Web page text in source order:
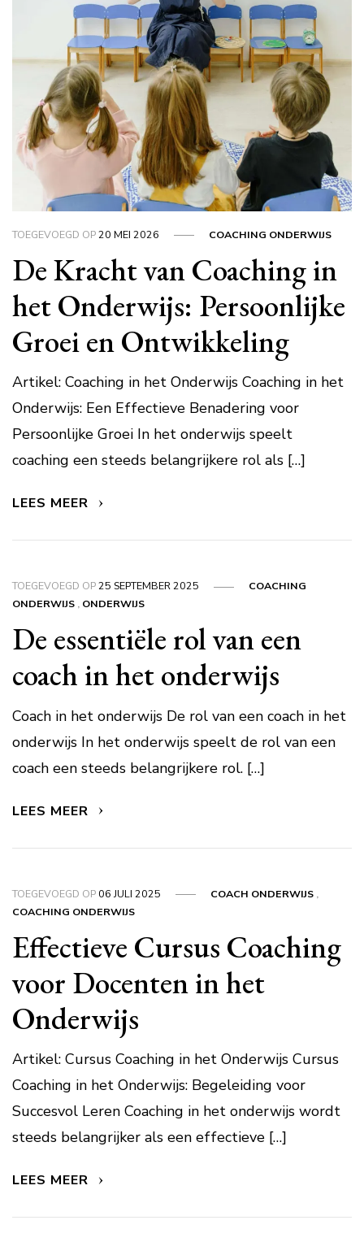
TOEGEVOEGD OP20 MEI 2026 COACHING ONDERWIJS
De Kracht van Coaching in
het Onderwijs: Persoonlijke
Groei en Ontwikkeling
Artikel: Coaching in het Onderwijs Coaching in het
Onderwijs: Een Effectieve Benadering voor
Persoonlijke Groei In het onderwijs speelt
coaching een steeds belangrijkere rol als […]
LEES MEER
TOEGEVOEGD OP25 SEPTEMBER 2025
COACHING
ONDERWIJS , ONDERWIJS
De essentiële rol van een
coach in het onderwijs
Coach in het onderwijs De rol van een coach in het
onderwijs In het onderwijs speelt de rol van een
coach een steeds belangrijkere rol. […]
LEES MEER
TOEGEVOEGD OP06 JULI 2025 COACH ONDERWIJS ,
COACHING ONDERWIJS
Effectieve Cursus Coaching
voor Docenten in het
Onderwijs
Artikel: Cursus Coaching in het Onderwijs Cursus
Coaching in het Onderwijs: Begeleiding voor
Succesvol Leren Coaching in het onderwijs wordt
steeds belangrijker als een effectieve […]
LEES MEER